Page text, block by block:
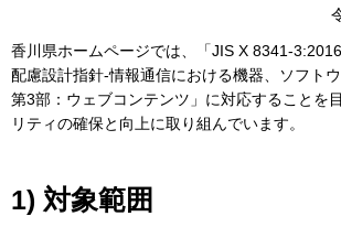
香川県ホームページでは、「JIS X 8341-
配慮設計指針-情報通信における機器、ソフト
第3部：ウェブコンテンツ」に対応することを
リティの確保と向上に取り組んでいます。
1) 対象範囲